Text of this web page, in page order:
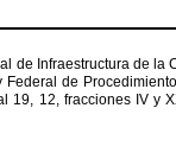
de Infraestructura de la
Federal de Procedimiento
19, 12, fracciones IV y